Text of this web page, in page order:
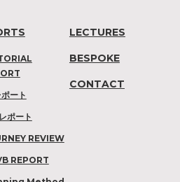
ート
ポート
REVIEW
REPORT
LECTURES
BESPOKE
CONTACT